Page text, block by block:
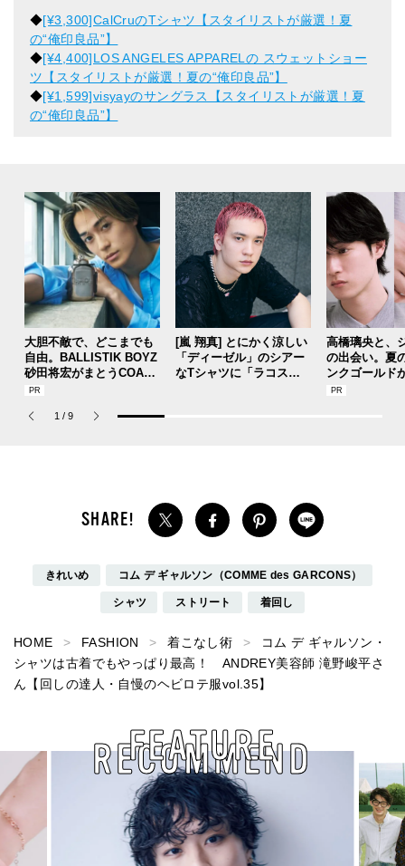
◆[¥3,300]CalCruのTシャツ【スタイリストが厳選！夏
の“俺印良品”】
◆[¥4,400]LOS ANGELES APPARELの スウェットショー
ツ【スタイリストが厳選！夏の“俺印良品”】
◆[¥1,599]visyayのサングラス【スタイリストが厳選！夏
の“俺印良品”】
大胆不敵で、どこまでも
自由。BALLISTIK BOYZ
砂田将宏がまとうCOACH
の新作フレグランス「コ
パルファム」
[嵐 翔真] とにかく涼しい
「ディーゼル」のシアー
なTシャツに「ラコステ
高橋璃央と、
の出会い。夏
ンクゴールド
SUMMER
1 / 9
きれいめ コム デ ギャルソン（COMME des GARCONS）
シャツ ストリート 着回し
HOME FASHION 着こなし術
コム デ ギャルソン・
シャツは古着でもやっぱり最高！ ANDREY美容師 滝野峻平さ
ん【回しの達人・自慢のヘビロテ服vol.35】
RECOMMEND
FEATURE